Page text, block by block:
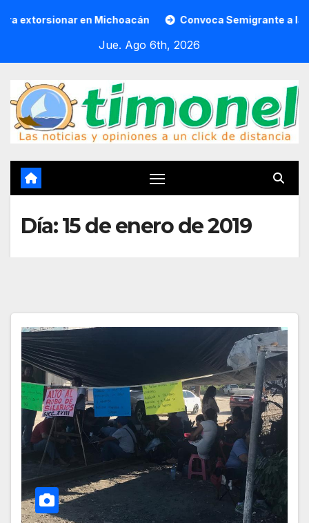
en Michoacán Convoca Semigrante a la Feria
Jue. Ago 6th, 2026
Día:15 de enero de 2019